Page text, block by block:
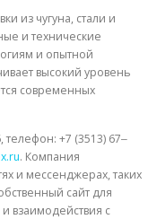
из чугуна, стали и
и технические
и опытной
высокий уровень
современных
телефон: +7 (3513) 67‒
. Компания
и мессенджерах, таких
сайт для
взаимодействия с